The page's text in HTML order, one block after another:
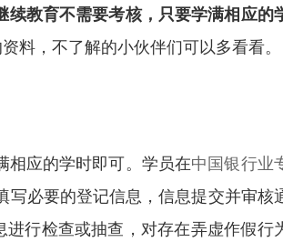
教育不需要考核，只要学满相应的
料，不了解的小伙伴们可以多看看。
相应的学时即可。学员在中国银行业
写必要的登记信息，信息提交并审核
行检查或抽查，对存在弄虚作假行